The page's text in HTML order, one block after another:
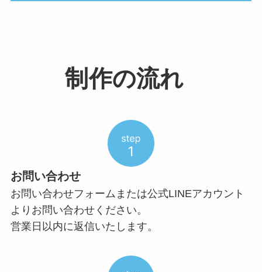
制作の流れ
お問い合わせ
お問い合わせフォームまたは公式LINEアカウント
よりお問い合わせください。
営業日以内に返信いたします。